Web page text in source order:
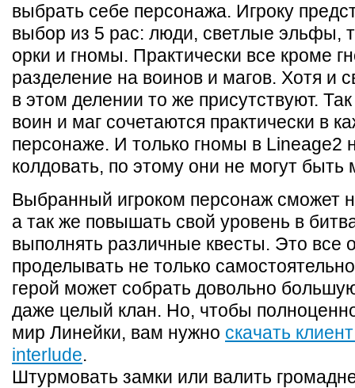
выбрать себе персонажа. Игроку
выбор из 5 рас: люди, светлые эльфы,
орки и гномы. Практически все кроме
разделение на воинов и магов. Хотя и
в этом делении то же присутствуют.
воин и маг сочетаются практически в
персонаже. И только гномы в Lineage2
колдовать, по этому они не могут быть
Выбранный игроком персонаж сможет
а так же повышать свой уровень в
выполнять различные квесты. Это все
проделывать не только
герой может собрать довольно
даже целый клан. Но, чтобы
мир Линейки, вам нужно cкачать
interlude.
Штурмовать замки или валить